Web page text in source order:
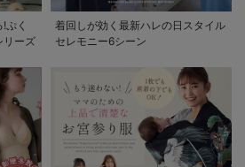
ぷく
リーズ
着回しが効く最新ハレの日スタイル
セレモニー6シーン